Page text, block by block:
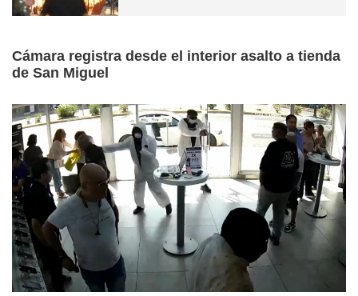
Cámara registra desde el interior asalto a tienda
de San Miguel